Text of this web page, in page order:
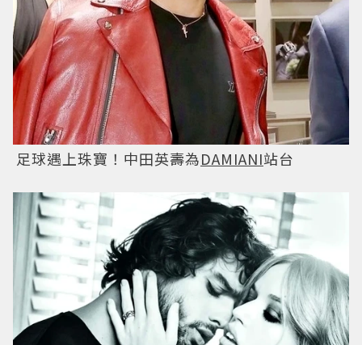
足球遇上珠寶！中田英壽為DAMIANI站台